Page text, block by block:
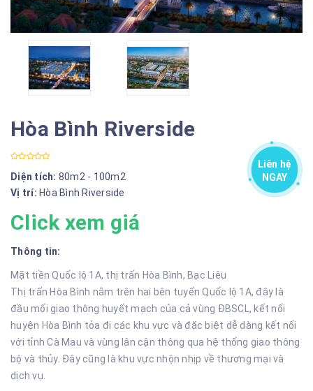
Hòa Bình Riverside
Diện tích: 80m2 - 100m2
Vị trí: Hòa Bình Riverside
Click xem giá
Thông tin:
Mặt tiền Quốc lộ 1A, thị trấn Hòa Bình, Bạc Liêu
Thị trấn Hòa Bình nằm trên hai bên tuyến Quốc lộ 1A, đây là
đầu mối giao thông huyết mạch của cả vùng ĐBSCL, kết nối
huyện Hòa Bình tỏa đi các khu vực và đặc biệt dễ dàng kết nối
với tỉnh Cà Mau và vùng lân cận thông qua hệ thống giao thông
bộ và thủy. Đây cũng là khu vực nhộn nhịp về thương mại và
dịch vụ.
Liên hệ
NGAY